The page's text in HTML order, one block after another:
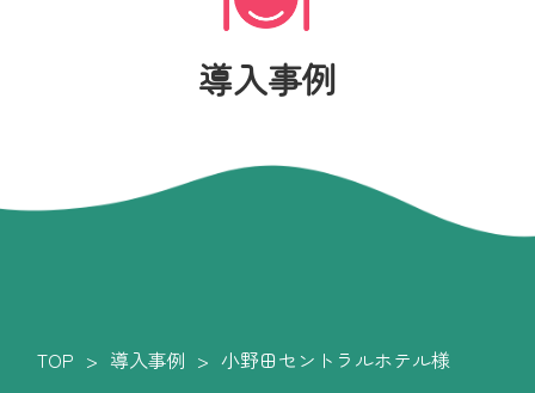
導入事例
TOP 導入事例 小野田セントラルホテル様